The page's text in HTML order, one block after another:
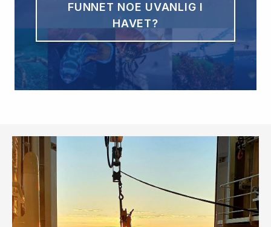
FUNNET NOE UVANLIG I
HAVET?